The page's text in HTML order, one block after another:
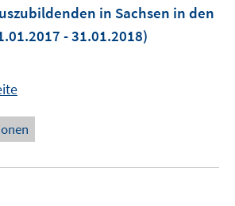
in Sachsen in den
- 31.01.2018)